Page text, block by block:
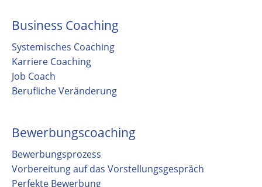
Business Coaching
Systemisches Coaching
Karriere Coaching
Job Coach
Berufliche Veränderung
Bewerbungscoaching
Bewerbungsprozess
Vorbereitung auf das Vorstellungsgespräch
Perfekte Bewerbung